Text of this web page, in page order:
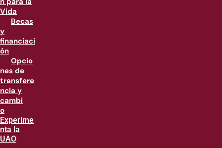
Vida
Becas
y
financiaci
ón
Opcio
nes de
transfere
ncia y
cambi
o
Experime
nta la
UAO